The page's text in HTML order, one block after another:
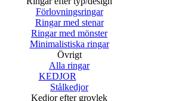
Förlovningsringar
Ringar med stenar
Ringar med mönster
Minimalistiska ringar
Övrigt
Alla ringar
KEDJOR
Stålkedjor
Kedjor efter grovlek